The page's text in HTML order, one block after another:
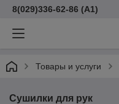
8(029)336-62-86 (A1)
Товары и услуги
Сушилки для рук